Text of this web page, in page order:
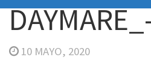
10 MAYO, 2020